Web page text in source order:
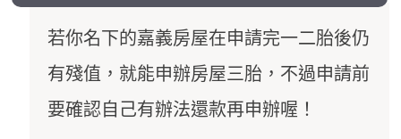
若你名下的嘉義房屋在申請完一二胎後仍
有殘值，就能申辦房屋三胎，不過申請前
要確認自己有辦法還款再申辦喔！